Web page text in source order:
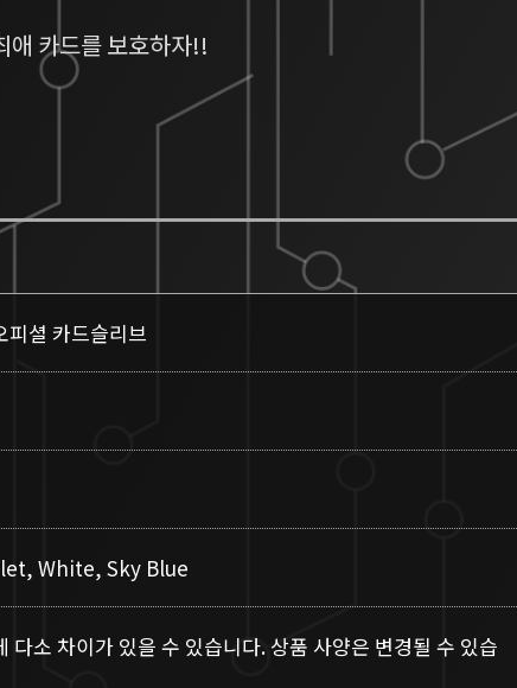
애 카드를 보호하자!!
피셜 카드슬리브
White, Sky Blue
다소 차이가 있을 수 있습니다. 상품 사양은 변경될 수 있습